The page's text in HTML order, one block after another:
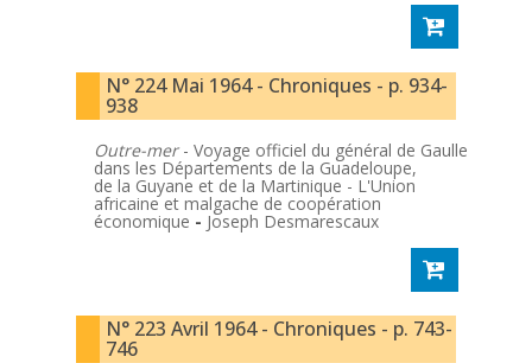
N° 224 Mai 1964 - Chroniques - p. 934-
938
Outre-mer- Voyage officiel du général de Gaulle
dans les Départements de la Guadeloupe,
de la Guyane et de la Martinique - L'Union
africaine et malgache de coopération
économique - Joseph Desmarescaux
N° 223 Avril 1964 - Chroniques - p. 743-
746